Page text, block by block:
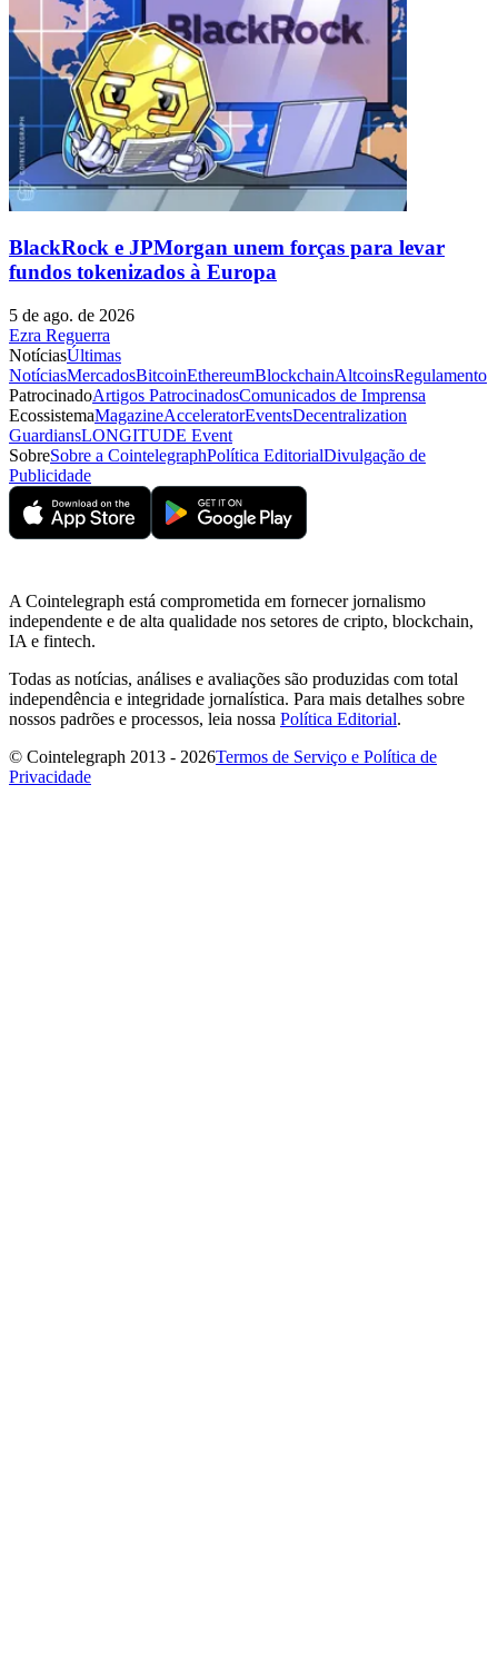
BlackRock e JPMorgan unem forças para levar
fundos tokenizados à Europa
5 de ago. de 2026
Ezra Reguerra
NotíciasÚltimas
NotíciasMercadosBitcoinEthereumBlockchainAltcoinsRegulamento
PatrocinadoArtigos PatrocinadosComunicados de Imprensa
EcossistemaMagazineAcceleratorEventsDecentralization
GuardiansLONGITUDE Event
SobreSobre a CointelegraphPolítica EditorialDivulgação de
Publicidade
A Cointelegraph está comprometida em fornecer jornalismo
independente e de alta qualidade nos setores de cripto, blockchain,
IA e fintech.
Todas as notícias, análises e avaliações são produzidas com total
independência e integridade jornalística. Para mais detalhes sobre
nossos padrões e processos, leia nossa Política Editorial.
© Cointelegraph 2013 - 2026Termos de Serviço e Política de
Privacidade